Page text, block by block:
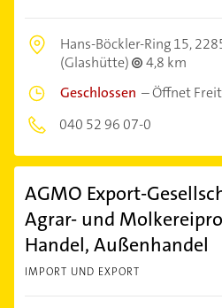
Hans-Böckler-Ring 15,
(Glashütte)
4,8 km
Geschlossen –Öffnet
040 52 96 07-0
AGMO Export-
Agrar- und
Handel, Außenhandel
IMPORT UND EXPORT